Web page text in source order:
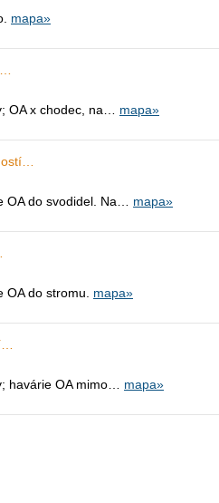
mapa»
OA x chodec, na… mapa»
OA do svodidel. Na… mapa»
do stromu. mapa»
havárie OA mimo… mapa»